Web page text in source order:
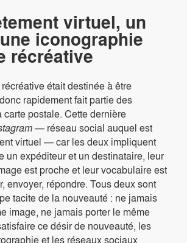
virtuel, un
iconographie
récréative
était destinée à être
rapidement fait partie des
postale. Cette dernière
— réseau social auquel est
virtuel — car les deux impliquent
un expéditeur et un destinataire, leur
est proche et leur vocabulaire est
envoyer, répondre. Tous deux sont
tacite de la nouveauté : ne jamais
image, ne jamais porter le même
ce désir de nouveauté, les
et les réseaux sociaux